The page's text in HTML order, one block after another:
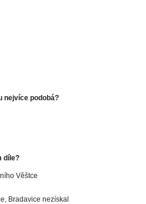
nejvíce podobá?
díle?
Věštce
Bradavice nezískal